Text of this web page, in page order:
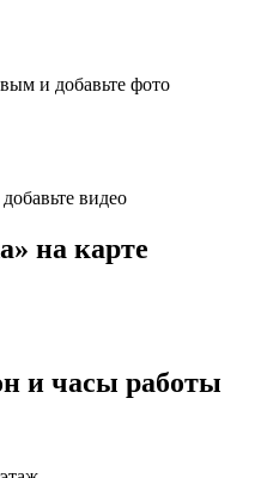
и добавьте фото
видео
на карте
и часы работы